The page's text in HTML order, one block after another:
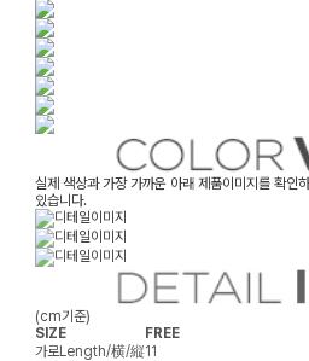
실제 색상과 가장 가까운 아래 제품이미지를 확인
있습니다.
(cm기준)
SIZE
FREE
가로Length/横/縦11